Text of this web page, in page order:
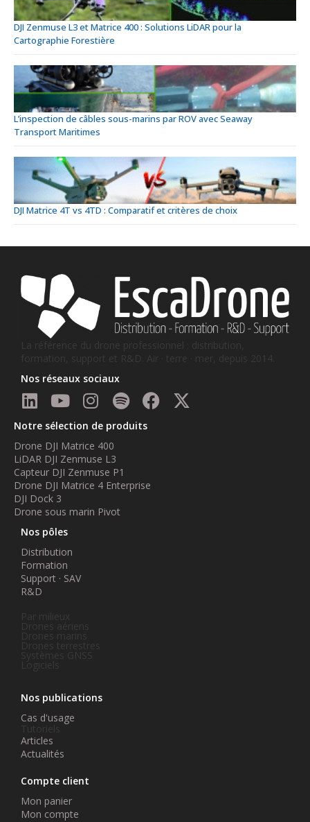
DJI Zenmuse L3 et Matrice 400 : Solutions LiDAR pour la
Cartographie Forestière
L’inspection de câbles sous-marins par ROV avec Seaway
Transport Maritimes
DJI Matrice 4T vs 4TD : Comparatif et critères de choix
La référence du drone professionnel : distribution,
formation, support et R&D. Air · terre · mer, depuis 2014.
Nos réseaux sociaux
Notre sélection de produits
Drone DJI Matrice 400
LiDAR DJI Zenmuse L3
Capteur DJI Zenmuse P1
Drone DJI Matrice 4 Enterprise
DJI Dock 3
Drone sous marin Pivot
Nos pôles
Distribution
Formation
Support · SAV
R&D
Drones aériens
Drones marins
Drones terrestres
Systèmes GNSS
Logiciels
Nos publications
Cas d'usage
Tutoriels
Articles
Actualités
Compte client
Mon panier
Mon compte